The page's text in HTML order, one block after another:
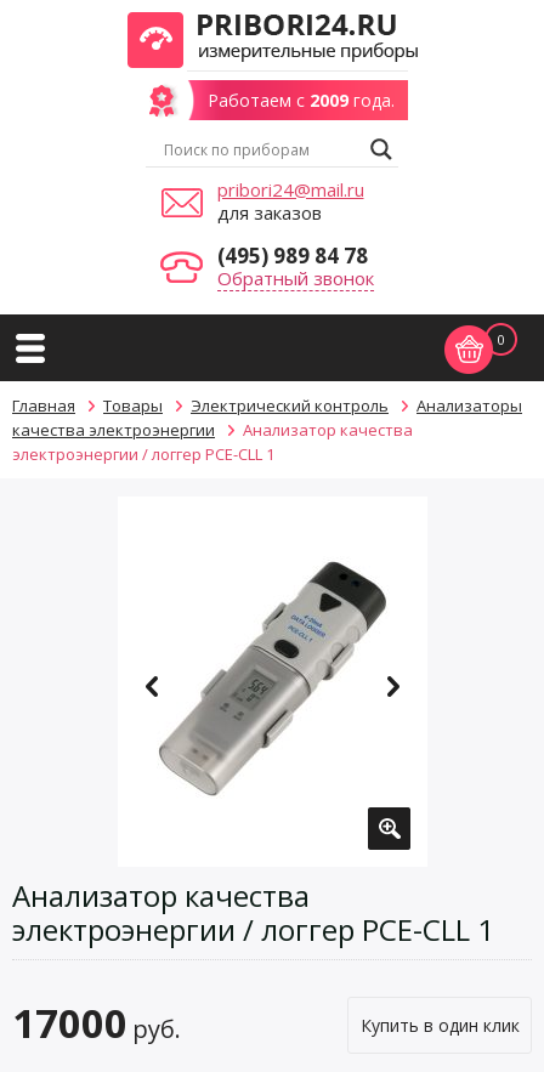
Работаем с 2009года.
pribori24@mail.ru
для заказов
(495) 989 84 78
Обратный звонок
0
Главная Товары Электрический контроль
Анализаторы
качества электроэнергии
Анализатор качества
электроэнергии / логгер PCE-CLL 1
Анализатор качества
электроэнергии / логгер PCE-CLL 1
17000 руб. Купить в один клик